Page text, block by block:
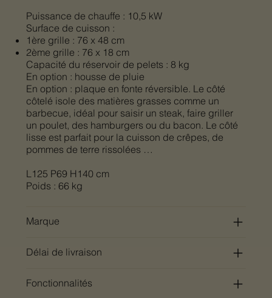
Puissance de chauffe : 10,5 kW
Surface de cuisson :
1ère grille : 76 x 48 cm
2ème grille : 76 x 18 cm
Capacité du réservoir de pelets : 8 kg
En option : housse de pluie
En option : plaque en fonte réversible. Le côté
côtelé isole des matières grasses comme un
barbecue, idéal pour saisir un steak, faire griller
un poulet, des hamburgers ou du bacon. Le côté
lisse est parfait pour la cuisson de crêpes, de
pommes de terre rissolées …
L125 P69 H140 cm
Poids : 66 kg
Marque
Délai de livraison
Fonctionnalités